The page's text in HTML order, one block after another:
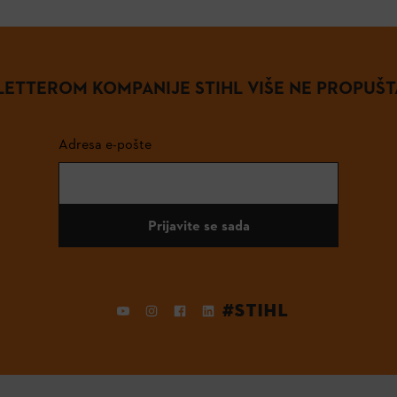
KOMPANIJE STIHL VIŠE NE
Adresa e-pošte
Prijavite se sada
#STIHL